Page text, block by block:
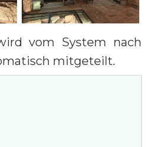
vom System nach
mitgeteilt.